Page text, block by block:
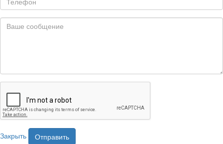
Закрыть Отправить